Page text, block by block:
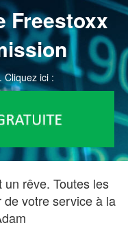
Freestoxx
Cliquez ici :
rêve. Toutes les
votre service à la